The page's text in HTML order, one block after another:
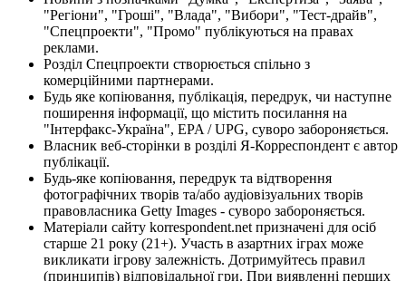
"Регіони", "Гроші", "Влада", "Вибори", "Тест-драйв",
"Спецпроекти", "Промо" публікуються на правах
реклами.
Розділ Спецпроекти створюється спільно з
комерційними партнерами.
Будь яке копіювання, публікація, передрук, чи наступне
поширення інформації, що містить посилання на
"Інтерфакс-Україна", EPA / UPG, суворо забороняється.
Власник веб-сторінки в розділі Я-Корреспондент є автор
публікації.
Будь-яке копіювання, передрук та відтворення
фотографічних творів та/або аудіовізуальних творів
правовласника Getty Images - суворо забороняється.
Матеріали сайту korrespondent.net призначені для осіб
старше 21 року (21+). Участь в азартних іграх може
викликати ігрову залежність. Дотримуйтесь правил
(принципів) відповідальної гри. При виявленні перших